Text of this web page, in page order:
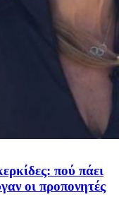
πού πάει
οι προπονητές